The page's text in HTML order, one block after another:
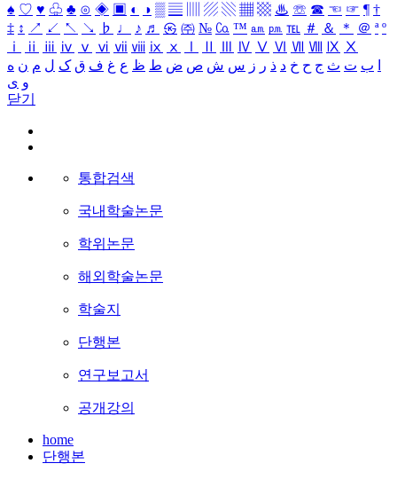
♠ ♡ ♥ ♧ ♣ ⊙ ◈ ▣ ◐ ◑ ▒ ▤ ▨ ▧ ▦ ▩ ♨ ☏ ☎ ☜ ☞ ¶ †
‡ ↕ ↗ ↙ ↖ ↘ ♭ ♩ ♪ ♬ ㉿ ㈜ № ㏇ ™ ㏂ ㏘ ℡ ＃ ＆ ＊ ＠ ª º
ⅰ
ⅱ ⅲ ⅳ ⅴ ⅵ ⅶ ⅷ ⅸ ⅹ Ⅳ Ⅴ Ⅵ Ⅶ Ⅷ Ⅸ Ⅹ
ب ت ث ج ح خ د ذ ر ز س ش ص ض ط ظ ع غ ف ق ک ل م ن ه
و ی
닫기
통합검색
국내학술논문
학위논문
해외학술논문
학술지
단행본
연구보고서
공개강의
home
단행본